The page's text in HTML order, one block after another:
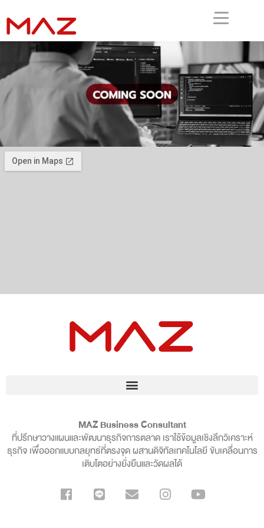
MAZ Business Consultant
ที่ปรึกษาวางแผนและพัฒนาธุรกิจการตลาด เราใช้ข้อมูลเชิงลึกวิเคราะห์
ธุรกิจ เพื่อออกแบบกลยุทธ์ที่ตรงจุด ผสานดิจิทัลเทคโนโลยี ขับเคลื่อนการ
เติบโตอย่างยั่งยืนและวัดผลได้